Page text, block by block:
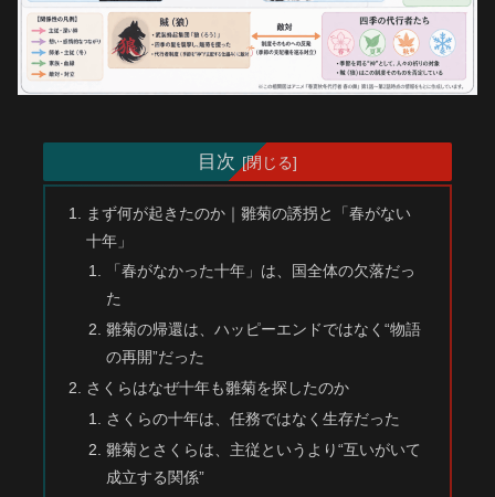
目次
まず何が起きたのか｜雛菊の誘拐と「春がない
十年」
「春がなかった十年」は、国全体の欠落だっ
た
雛菊の帰還は、ハッピーエンドではなく“物語
の再開”だった
さくらはなぜ十年も雛菊を探したのか
さくらの十年は、任務ではなく生存だった
雛菊とさくらは、主従というより“互いがいて
成立する関係”